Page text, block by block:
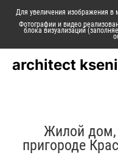
Для увеличения изображения в
Фотографии и видео
блока визуализаций
architect
Жилой
пригороде